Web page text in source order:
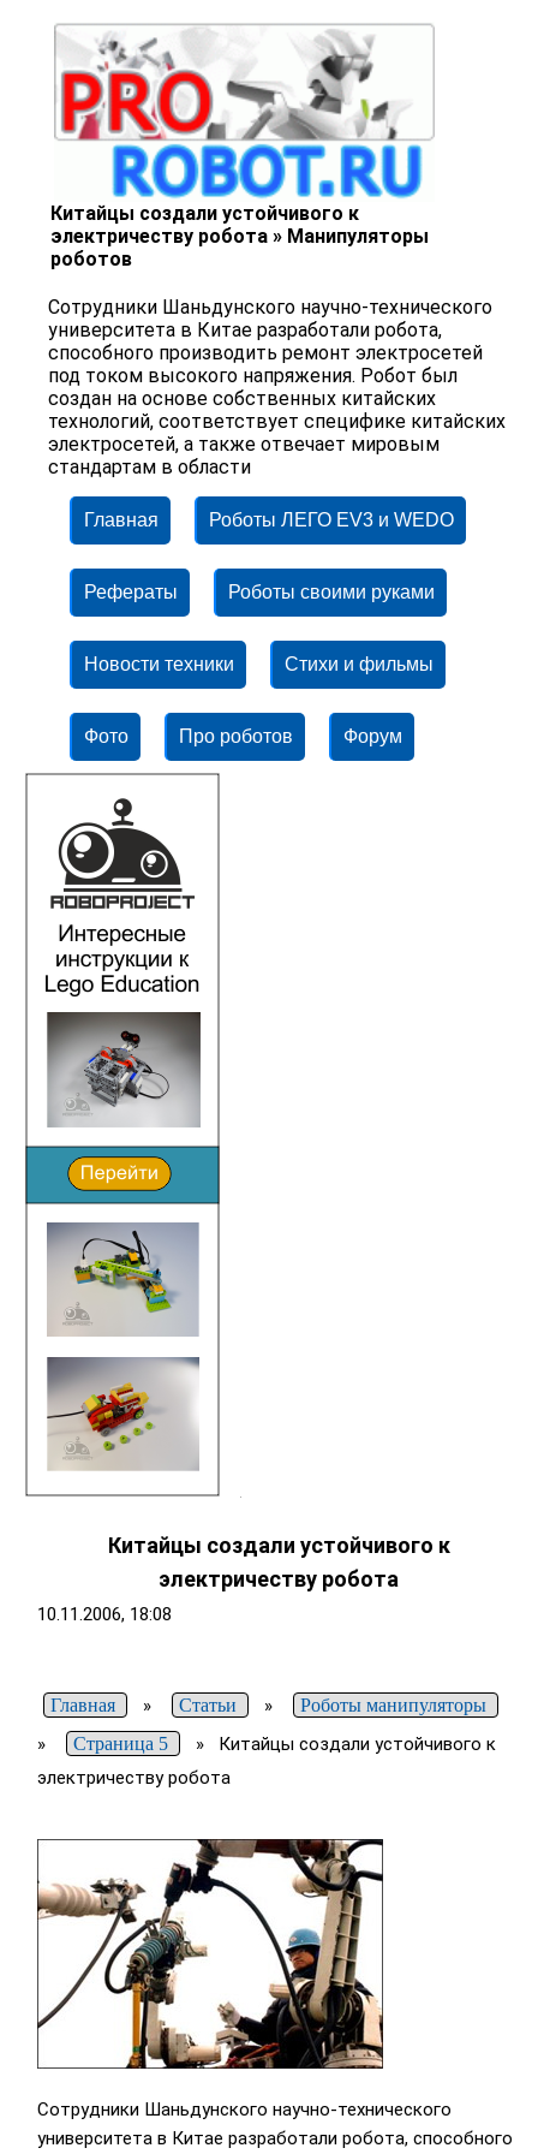
Китайцы создали устойчивого к
электричеству робота » Манипуляторы
роботов
Сотрудники Шаньдунского научно-технического
университета в Китае разработали робота,
способного производить ремонт электросетей
под током высокого напряжения. Робот был
создан на основе собственных китайских
технологий, соответствует специфике китайских
электросетей, а также отвечает мировым
стандартам в области
Главная Роботы ЛЕГО EV3 и WEDO
Рефераты Роботы своими руками
Новости техники Стихи и фильмы
Фото Про роботов Форум
Китайцы создали устойчивого к
электричеству робота
10.11.2006, 18:08
Главная » Статьи » Роботы манипуляторы
» Страница 5 » Китайцы создали устойчивого к
электричеству робота
Сотрудники Шаньдунского научно-технического
университета в Китае разработали робота, способного